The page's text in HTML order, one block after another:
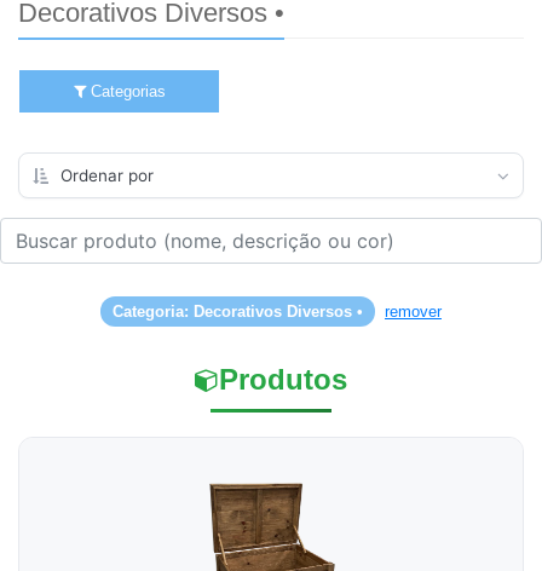
Decorativos Diversos •
Categorias
Categoria: Decorativos Diversos • remover
Produtos